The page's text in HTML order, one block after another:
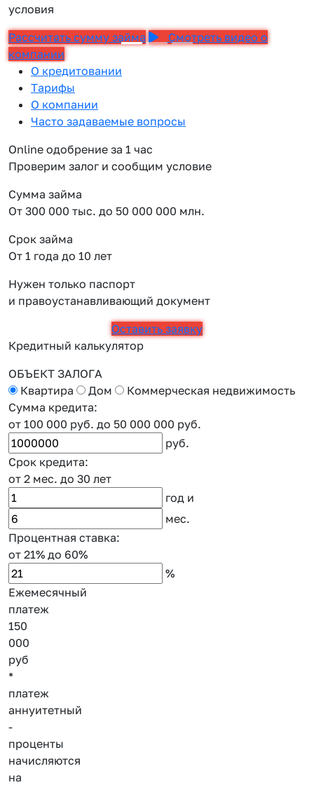
условия
Рассчитать сумму займа
Смотреть видео о
компании
О кредитовании
Тарифы
О компании
Часто задаваемые вопросы
Online одобрение за 1 час
Проверим залог и сообщим условие
Сумма займа
От 300 000 тыс. до 50 000 000 млн.
Срок займа
От 1 года до 10 лет
Нужен только паспорт
и правоустанавливающий документ
Оставить заявку
Кредитный калькулятор
ОБЪЕКТ ЗАЛОГА
Квартира
Дом
Коммерческая недвижимость
Сумма кредита:
от 100 000 руб. до 50 000 000 руб.
руб.
Срок кредита:
от 2 мес. до 30 лет
год и
мес.
Процентная ставка:
от 21% до 60%
%
Ежемесячный
платеж
150
000
руб
*
платеж
аннуитетный
-
проценты
начисляются
на